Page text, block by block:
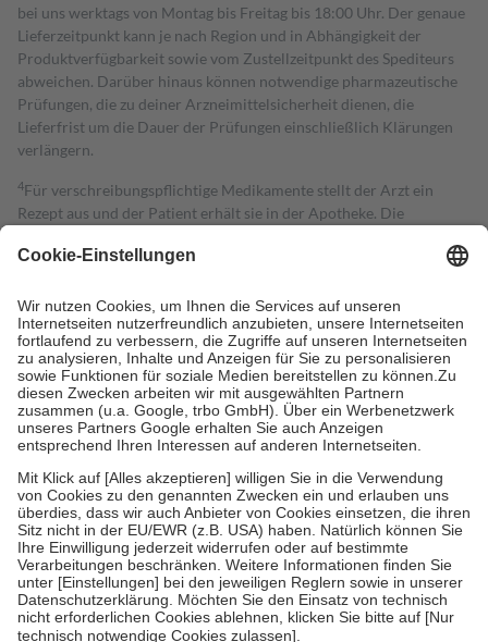
bei uns werktags von Montag bis Freitag bis 18:00 Uhr. Der genaue
Lieferzeitpunkt kann je nach Region und in Abhängigkeit der
Produktverfügbarkeit sowie vom Zustellzeitpunkt des Spediteurs
abweichen. Darüber hinaus können notwendige pharmazeutische
Prüfungen, die zu deiner Arzneimittelsicherheit dienen, die
Lieferfrist um die Dauer der Prüfungen einschließlich Klärungen
verlängern.
4Für verschreibungspflichtige Medikamente stellt der Arzt ein
Rezept aus und der Patient erhält sie in der Apotheke. Die
Kosten dafür, der Versicherte trägt einen Teil davon als Zuzahlung
Grundsätzlich leisten Mitglieder Zuzahlungen in Höhe von zehn
Prozent des Abgabepreises,mindestensjedochfünf Euround
höchstens zehn Euro.Es sind jedoch nie mehr als die tatsächlichen
Kosten der Leistung zu entrichten.
Diese Regeln gelten grundsätzlich auch für Online-Apotheken.
Bei Heilmitteln und häuslicher Krankenpflege beträgt die
Zuzahlung zehn Prozent der Kosten sowie zehn Euro je
Um das Engagement der Versicherten für ihre eigene Gesundheit zu
stärken und die besondere Stellung der Familie zu unterstützen,
fallenkeine Zuzahlungen an bei:
• Kindern und Jugendlichen bis zum vollendeten 18. Lebensjahr
mit Ausnahme der Fahrkosten
• Untersuchungen zur Vorsorge und Früherkennung, die von der
GKV getragen werden